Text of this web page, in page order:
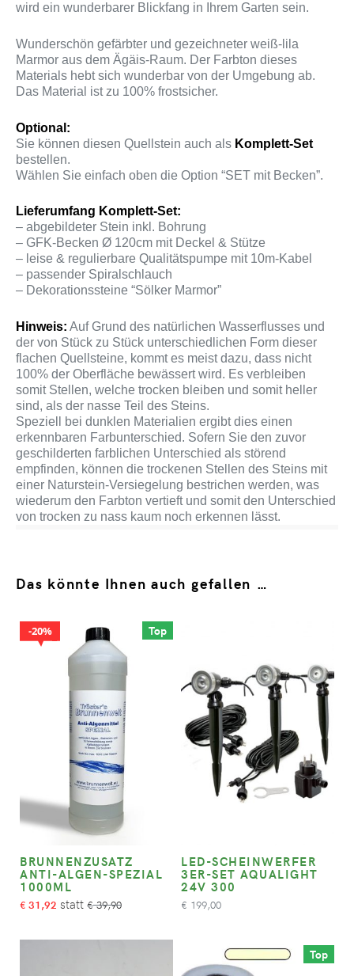
wird ein wunderbarer Blickfang in Ihrem Garten sein.
Wunderschön gefärbter und gezeichneter weiß-lila
Marmor aus dem Ägäis-Raum. Der Farbton dieses
Materials hebt sich wunderbar von der Umgebung ab.
Das Material ist zu 100% frostsicher.
Optional:
Sie können diesen Quellstein auch als Komplett-Set
bestellen.
Wählen Sie einfach oben die Option “SET mit Becken”.
Lieferumfang Komplett-Set:
– abgebildeter Stein inkl. Bohrung
– GFK-Becken Ø 120cm mit Deckel & Stütze
– leise & regulierbare Qualitätspumpe mit 10m-Kabel
– passender Spiralschlauch
– Dekorationssteine “Sölker Marmor”
Hinweis: Auf Grund des natürlichen Wasserflusses und
der von Stück zu Stück unterschiedlichen Form dieser
flachen Quellsteine, kommt es meist dazu, dass nicht
100% der Oberfläche bewässert wird. Es verbleiben
somit Stellen, welche trocken bleiben und somit heller
sind, als der nasse Teil des Steins.
Speziell bei dunklen Materialien ergibt dies einen
erkennbaren Farbunterschied. Sofern Sie den zuvor
geschilderten farblichen Unterschied als störend
empfinden, können die trockenen Stellen des Steins mit
einer Naturstein-Versiegelung bestrichen werden, was
wiederum den Farbton vertieft und somit den Unterschied
von trocken zu nass kaum noch erkennen lässt.
Das könnte Ihnen auch gefallen …
Top
20%
BRUNNENZUSATZ
ANTI-ALGEN-SPEZIAL
1000ML
€ 31,92 €39,90
LED-SCHEINWERFER
3ER-SET AQUALIGHT
24V 300
€ 199,00
Top